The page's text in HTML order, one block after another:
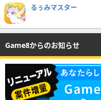
るぅみマスター
Game8からのお知らせ